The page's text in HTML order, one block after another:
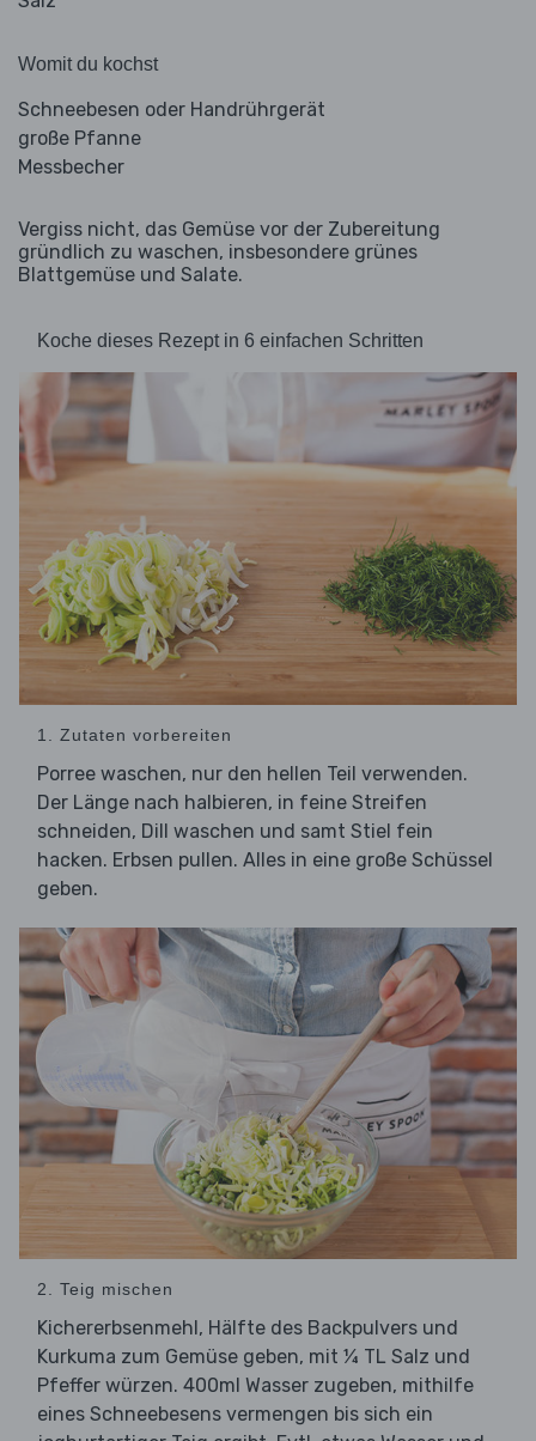
Womit du kochst
Schneebesen oder Handrührgerät
große Pfanne
Messbecher
Vergiss nicht, das Gemüse vor der Zubereitung
gründlich zu waschen, insbesondere grünes
Blattgemüse und Salate.
Koche dieses Rezept in 6 einfachen Schritten
1. Zutaten vorbereiten
Porree waschen, nur den hellen Teil verwenden.
Der Länge nach halbieren, in feine Streifen
schneiden, Dill waschen und samt Stiel fein
hacken. Erbsen pullen. Alles in eine große Schüssel
geben.
2. Teig mischen
Kichererbsenmehl, Hälfte des Backpulvers und
Kurkuma zum Gemüse geben, mit ¼ TL Salz und
Pfeffer würzen. 400ml Wasser zugeben, mithilfe
eines Schneebesens vermengen bis sich ein